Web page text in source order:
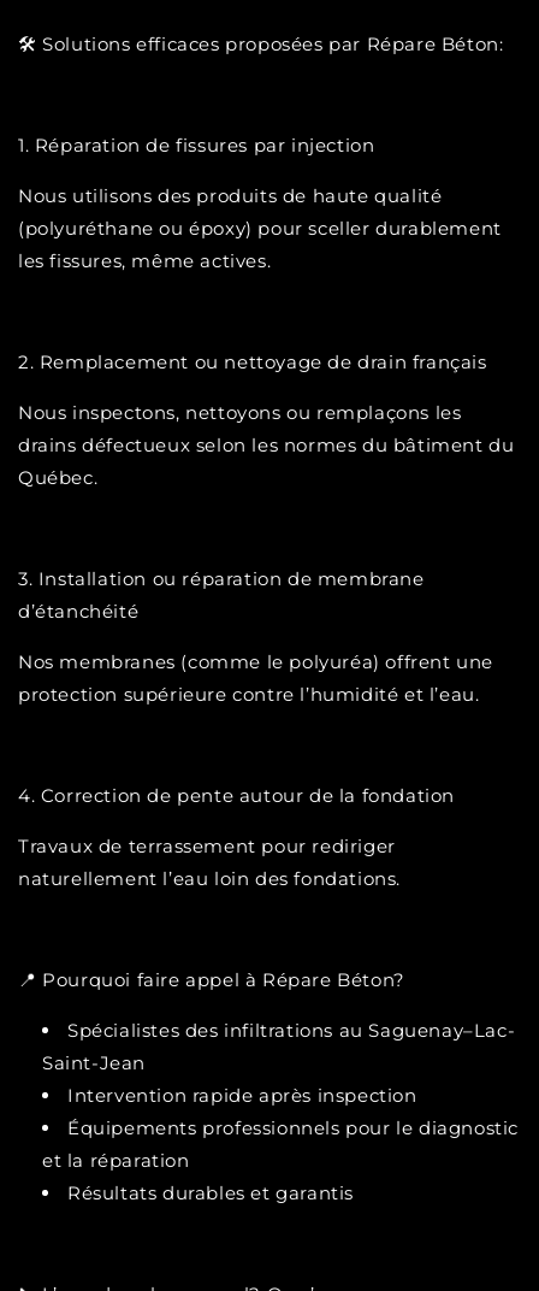
🛠️ Solutions efficaces proposées par Répare Béton:
1. Réparation de fissures par injection
Nous utilisons des produits de haute qualité
(polyuréthane ou époxy) pour sceller durablement
les fissures, même actives.
2. Remplacement ou nettoyage de drain français
Nous inspectons, nettoyons ou remplaçons les
drains défectueux selon les normes du bâtiment du
Québec.
3. Installation ou réparation de membrane
d’étanchéité
Nos membranes (comme le polyuréa) offrent une
protection supérieure contre l’humidité et l’eau.
4. Correction de pente autour de la fondation
Travaux de terrassement pour rediriger
naturellement l’eau loin des fondations.
📍 Pourquoi faire appel à Répare Béton?
Spécialistes des infiltrations au Saguenay–Lac-
Saint-Jean
Intervention rapide après inspection
Équipements professionnels pour le diagnostic
et la réparation
Résultats durables et garantis